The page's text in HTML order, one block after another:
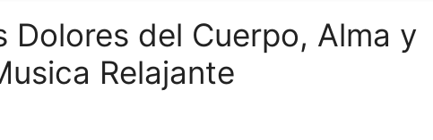
Dolores del Cuerpo, Alma y
Relajante